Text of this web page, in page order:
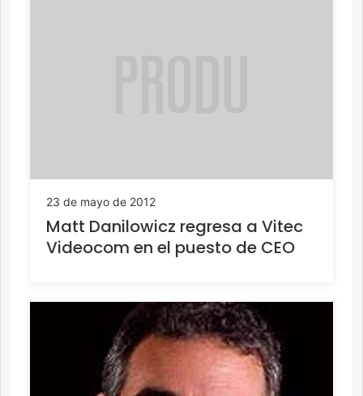
23 de mayo de 2012
Matt Danilowicz regresa a Vitec
Videocom en el puesto de CEO